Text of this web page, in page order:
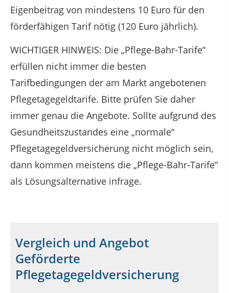
Eigenbeitrag von mindestens 10 Euro für den
förderfähigen Tarif nötig (120 Euro jährlich).
WICHTIGER HINWEIS: Die „Pflege-Bahr-Tarife“
erfüllen nicht immer die besten
Tarifbedingungen der am Markt angebotenen
Pflegetagegeldtarife. Bitte prüfen Sie daher
immer genau die Angebote. Sollte aufgrund des
Gesundheitszustandes eine „normale“
Pflegetagegeldversicherung nicht möglich sein,
dann kommen meistens die „Pflege-Bahr-Tarife“
als Lösungsalternative infrage.
Vergleich und Angebot
Geförderte
Pflegetagegeldversicherung